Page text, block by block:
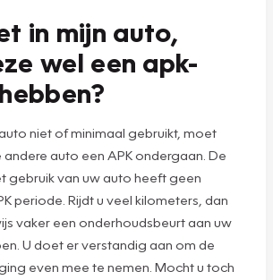
in mijn auto,
wel een apk-
niet of minimaal gebruikt, moet
andere auto een APK ondergaan. De
gebruik van uw auto heeft geen
periode. Rijdt u veel kilometers, dan
vaker een onderhoudsbeurt aan uw
U doet er verstandig aan om de
even mee te nemen. Mocht u toch